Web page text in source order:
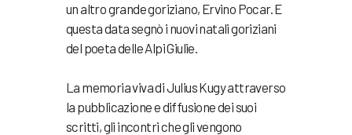
un altro grande goriziano, Ervino Pocar. E
questa data segnò i nuovi natali goriziani
del poeta delle Alpi Giulie.
La memoria viva di Julius Kugy attraverso
la pubblicazione e diffusione dei suoi
scritti, gli incontri che gli vengono